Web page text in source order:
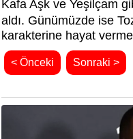
Kafa Aşk ve Yeşilçam
aldı. Günümüzde ise
karakterine hayat
< Önceki Sonraki >